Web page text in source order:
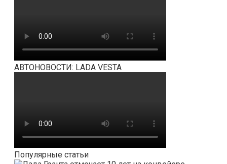
АВТОНОВОСТИ: LADA VESTA
Популярные статьи